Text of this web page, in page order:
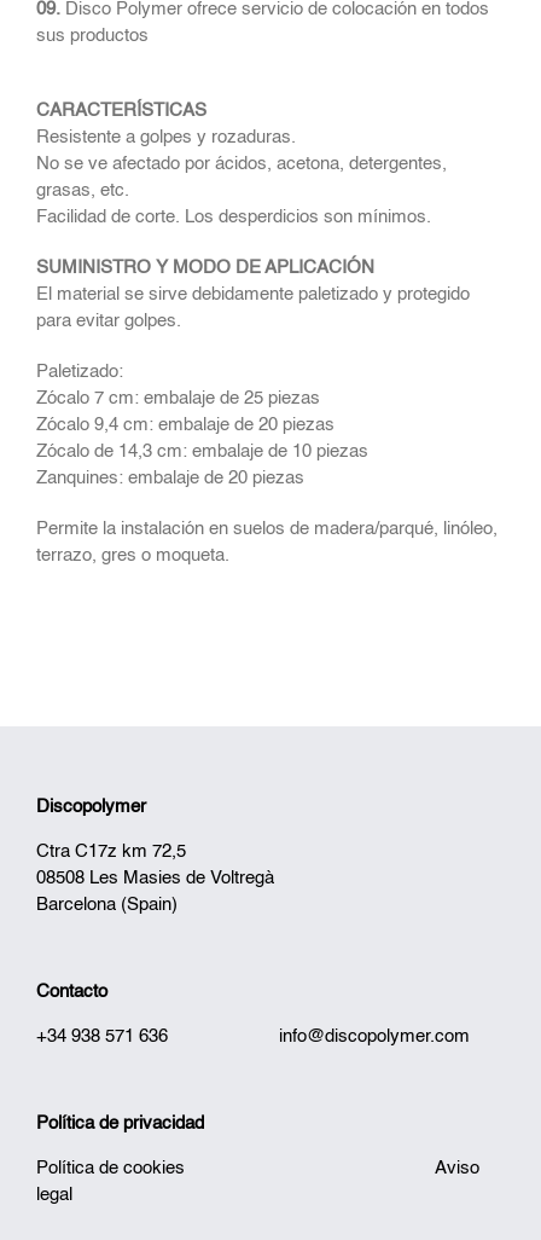
09. Disco Polymer ofrece servicio de colocación en todos
sus productos
CARACTERÍSTICAS
Resistente a golpes y rozaduras.
No se ve afectado por ácidos, acetona, detergentes,
grasas, etc.
Facilidad de corte. Los desperdicios son mínimos.
SUMINISTRO Y MODO DE APLICACIÓN
El material se sirve debidamente paletizado y protegido
para evitar golpes.
Paletizado:
Zócalo 7 cm: embalaje de 25 piezas
Zócalo 9,4 cm: embalaje de 20 piezas
Zócalo de 14,3 cm: embalaje de 10 piezas
Zanquines: embalaje de 20 piezas
Permite la instalación en suelos de madera/parqué, linóleo,
terrazo, gres o moqueta.
Discopolymer
Ctra C17z km 72,5
08508 Les Masies de Voltregà
Barcelona (Spain)
Contacto
+34 938 571 636 info@discopolymer.com
Política de privacidad
Política de cookies Aviso
legal